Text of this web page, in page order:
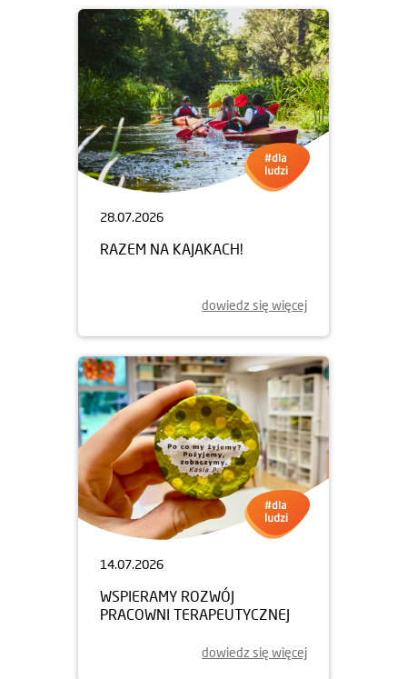
28.07.2026
RAZEM NA KAJAKACH!
dowiedz się więcej
14.07.2026
WSPIERAMY ROZWÓJ
PRACOWNI TERAPEUTYCZNEJ
dowiedz się więcej